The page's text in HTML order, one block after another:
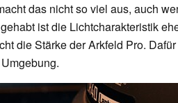
das nicht so viel aus, auch
ist die Lichtcharakteristik
die Stärke der Arkfeld Pro.